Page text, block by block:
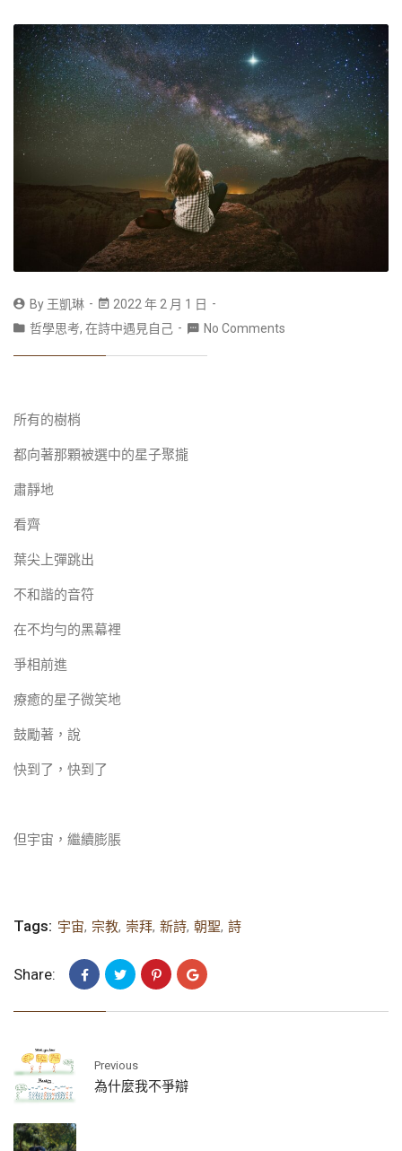
By 王凱琳
2022 年 2 月 1 日
哲學思考, 在詩中遇見自己 No Comments
所有的樹梢
都向著那顆被選中的星子聚攏
肅靜地
看齊
葉尖上彈跳出
不和諧的音符
在不均勻的黑幕裡
爭相前進
療癒的星子微笑地
鼓勵著，說
快到了，快到了
但宇宙，繼續膨脹
Tags: 宇宙, 宗教, 崇拜, 新詩, 朝聖, 詩
Share:
Previous
為什麼我不爭辯